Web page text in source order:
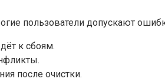
пользователи допускают
к сбоям.
после очистки.